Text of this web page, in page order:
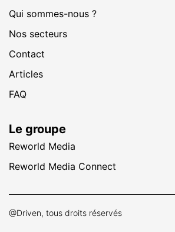
Qui sommes-nous ?
Nos secteurs
Contact
Articles
FAQ
Le groupe
Reworld Media
Reworld Media Connect
@Driven, tous droits réservés